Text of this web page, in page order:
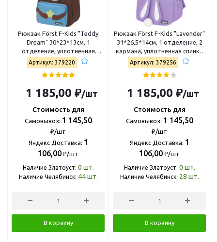
Рюкзак Först F-Kids "Teddy
Dream" 30*23*13см, 1
отделение, уплотненная
спинка FT-KB-062501
Артикул: 379220
1 185,00 ₽/шт
Стоимость для
Самовывоз: 1 145,50
₽/шт
Яндекс Доставка: 1
106,00 ₽/шт
Наличие Златоуст: 0 шт.
Наличие Челябинск: 44 шт.
В корзину
Рюкзак Först F-Kids "Lavender"
31*26,5*14см, 1 отделение, 2
кармана, уплотненная спинка
FT-KB-052504
Артикул: 379256
1 185,00 ₽/шт
Стоимость для
Самовывоз: 1 145,50
₽/шт
Яндекс Доставка: 1
106,00 ₽/шт
Наличие Златоуст: 0 шт.
Наличие Челябинск: 28 шт.
В корзину